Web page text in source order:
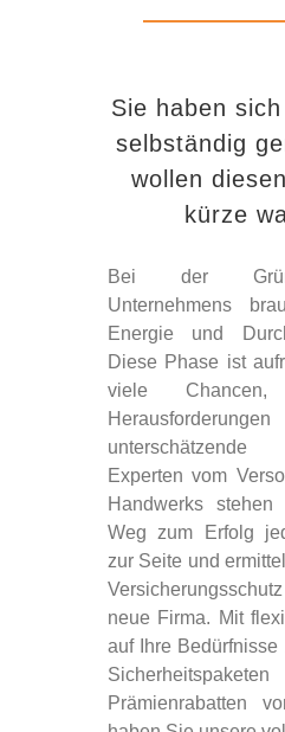
Sie haben
selbständig
wollen
kürze
Bei der
Unternehmens
Energie und
Diese Phase ist
viele
Experten vom
Handwerks
Weg zum Erfolg
zur Seite und
neue Firma. Mit
auf Ihre Bedürfnisse
Prämienrabatten